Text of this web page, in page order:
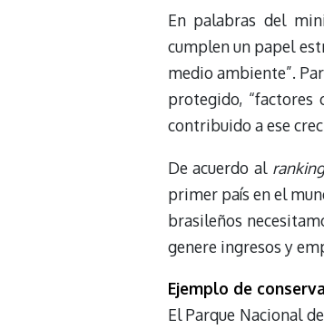
En palabras del
cumplen un papel
medio ambiente”.
protegido,
contribuido a ese
De acuerdo al
primer país en el
brasileños
genere ingresos y
Ejemplo de
El Parque Nacional